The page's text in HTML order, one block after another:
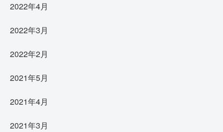
2022年4月
2022年3月
2022年2月
2021年5月
2021年4月
2021年3月